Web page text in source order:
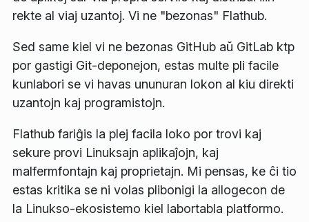
rekte al viaj uzantoj. Vi ne "bezonas" Flathub.
Sed same kiel vi ne bezonas GitHub aŭ GitLab ktp
por gastigi Git-deponejon, estas multe pli facile
kunlabori se vi havas ununuran lokon al kiu direkti
uzantojn kaj programistojn.
Flathub fariĝis la plej facila loko por trovi kaj
sekure provi Linuksajn aplikaĵojn, kaj
malfermfontajn kaj proprietajn. Mi pensas, ke ĉi tio
estas kritika se ni volas plibonigi la allogecon de
la Linukso-ekosistemo kiel labortabla platformo.